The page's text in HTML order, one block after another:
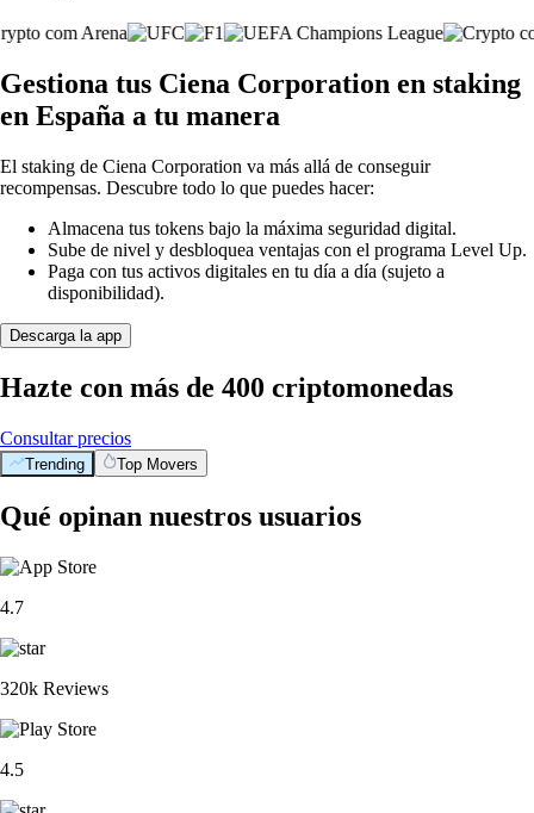
Gestiona tus Ciena Corporation en staking
en España a tu manera
El staking de Ciena Corporation va más allá de conseguir
recompensas. Descubre todo lo que puedes hacer:
Almacena tus tokens bajo la máxima seguridad digital.
Sube de nivel y desbloquea ventajas con el programa Level Up.
Paga con tus activos digitales en tu día a día (sujeto a
disponibilidad).
Descarga la app
Hazte con más de 400 criptomonedas
Consultar precios
Trending Top Movers
Qué opinan nuestros usuarios
4.7
320k Reviews
4.5